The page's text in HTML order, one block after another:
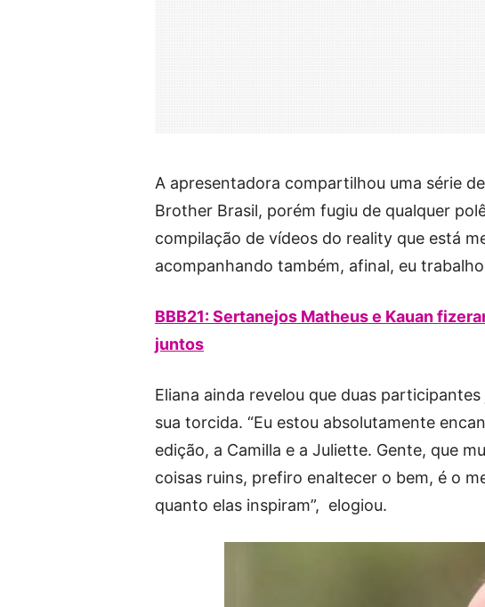
A apresentadora compartilhou uma série
Brother Brasil, porém fugiu de qualquer
compilação de vídeos do reality que está
acompanhando também, afinal, eu
BBB21: Sertanejos Matheus e Kauan
juntos
Eliana ainda revelou que duas
sua torcida. “Eu estou absolutamente
edição, a Camilla e a Juliette. Gente, que
coisas ruins, prefiro enaltecer o bem, é o
quanto elas inspiram”, elogiou.